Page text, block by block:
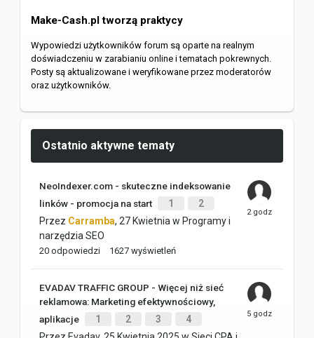
Make-Cash.pl tworzą praktycy
Wypowiedzi użytkowników forum są oparte na realnym
doświadczeniu w zarabianiu online i tematach pokrewnych.
Posty są aktualizowane i weryfikowane przez moderatorów
oraz użytkowników.
Ostatnio aktywne tematy
NeoIndexer.com - skuteczne indeksowanie
linków - promocja na start
1
2
Przez Carramba, 27 Kwietnia w Programy i
narzędzia SEO
20 odpowiedzi 1627 wyświetleń
EVADAV TRAFFIC GROUP - Więcej niż sieć
reklamowa: Marketing efektywnościowy,
aplikacje
1 2 3
4